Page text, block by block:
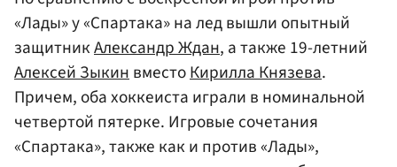
«Лады» у «Спартака» на лед вышли опытный
защитникАлександр Ждан, а также 19-летний
Алексей ЗыкинвместоКирилла Князева.
Причем, оба хоккеиста играли в номинальной
четвертой пятерке. Игровые сочетания
«Спартака», также как и против «Лады»,